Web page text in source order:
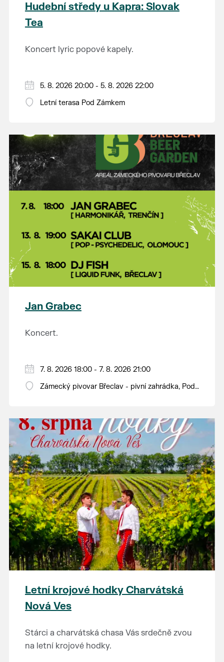
Hudební středy u Kapra: Slovak
Tea
Koncert lyric popové kapely.
5. 8. 2026 20:00 - 5. 8. 2026 22:00
Letní terasa Pod Zámkem
Jan Grabec
Koncert.
7. 8. 2026 18:00 - 7. 8. 2026 21:00
Zámecký pivovar Břeclav - pivní zahrádka, Pod
Letní krojové hodky Charvátská
Nová Ves
Stárci a charvátská chasa Vás srdečně zvou
na letní krojové hodky.